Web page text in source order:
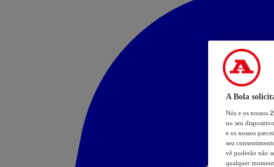
A Bola
Nós e os nossos
no seu
e os nossos
seu
vê poderão não
qualquer